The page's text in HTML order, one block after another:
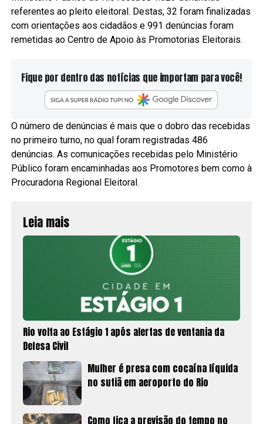
referentes ao pleito eleitoral. Destas, 32 foram finalizadas
com orientações aos cidadãos e 991 denúncias foram
remetidas ao Centro de Apoio às Promotorias Eleitorais.
Fique por dentro das notícias que importam para você!
O número de denúncias é mais que o dobro das recebidas
no primeiro turno, no qual foram registradas 486
denúncias. As comunicações recebidas pelo Ministério
Público foram encaminhadas aos Promotores bem como à
Procuradoria Regional Eleitoral.
Leia mais
Rio volta ao Estágio 1 após alertas de ventania da
Defesa Civil
Mulher é presa com cocaína líquida
no sutiã em aeroporto do Rio
Como fica a previsão do tempo no